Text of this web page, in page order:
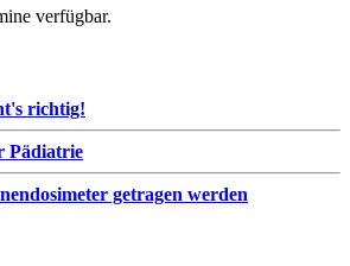
verfügbar.
richtig!
Pädiatrie
getragen werden